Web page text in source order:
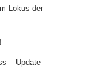
Lokus der
– Update